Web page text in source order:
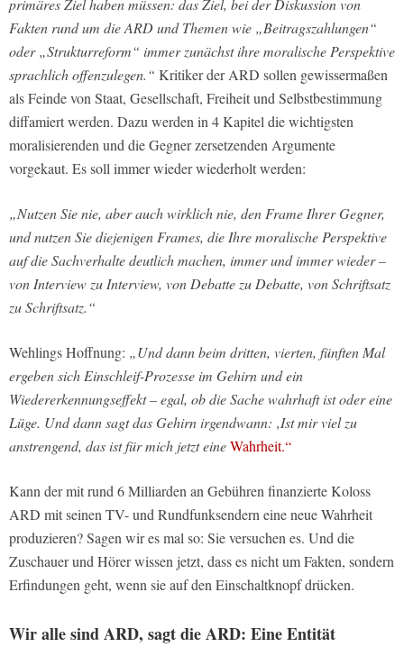
primäres Ziel haben müssen: das Ziel, bei der Diskussion von
Fakten rund um die ARD und Themen wie „Beitragszahlungen“
oder „Strukturreform“ immer zunächst ihre moralische Perspektive
sprachlich offenzulegen.“ Kritiker der ARD sollen gewissermaßen
als Feinde von Staat, Gesellschaft, Freiheit und Selbstbestimmung
diffamiert werden. Dazu werden in 4 Kapitel die wichtigsten
moralisierenden und die Gegner zersetzenden Argumente
vorgekaut. Es soll immer wieder wiederholt werden:
„Nutzen Sie nie, aber auch wirklich nie, den Frame Ihrer Gegner,
und nutzen Sie diejenigen Frames, die Ihre moralische Perspektive
auf die Sachverhalte deutlich machen, immer und immer wieder –
von Interview zu Interview, von Debatte zu Debatte, von Schriftsatz
zu Schriftsatz.“
Wehlings Hoffnung: „Und dann beim dritten, vierten, fünften Mal
ergeben sich Einschleif-Prozesse im Gehirn und ein
Wiedererkennungseffekt – egal, ob die Sache wahrhaft ist oder eine
Lüge. Und dann sagt das Gehirn irgendwann: ‚Ist mir viel zu
anstrengend, das ist für mich jetzt eineWahrheit.“
Kann der mit rund 6 Milliarden an Gebühren finanzierte Koloss
ARD mit seinen TV- und Rundfunksendern eine neue Wahrheit
produzieren? Sagen wir es mal so: Sie versuchen es. Und die
Zuschauer und Hörer wissen jetzt, dass es nicht um Fakten, sondern
Erfindungen geht, wenn sie auf den Einschaltknopf drücken.
Wir alle sind ARD, sagt die ARD: Eine Entität